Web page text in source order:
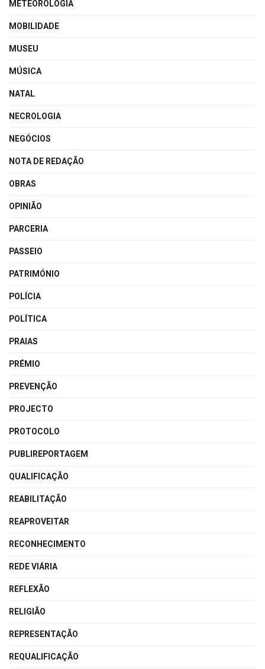
METEOROLOGIA
MOBILIDADE
MUSEU
MÚSICA
NATAL
NECROLOGIA
NEGÓCIOS
NOTA DE REDAÇÃO
OBRAS
OPINIÃO
PARCERIA
PASSEIO
PATRIMÓNIO
POLÍCIA
POLÍTICA
PRAIAS
PRÉMIO
PREVENÇÃO
PROJECTO
PROTOCOLO
PUBLIREPORTAGEM
QUALIFICAÇÃO
REABILITAÇÃO
REAPROVEITAR
RECONHECIMENTO
REDE VIÁRIA
REFLEXÃO
RELIGIÃO
REPRESENTAÇÃO
REQUALIFICAÇÃO